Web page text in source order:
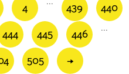
4 439 440
444 445 446
505 →